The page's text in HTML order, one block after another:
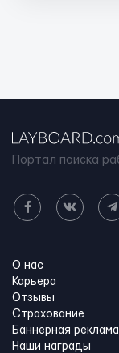
Портал поиска
О нас
Карьера
Отзывы
Страхование
Баннерная реклама
Наши награды